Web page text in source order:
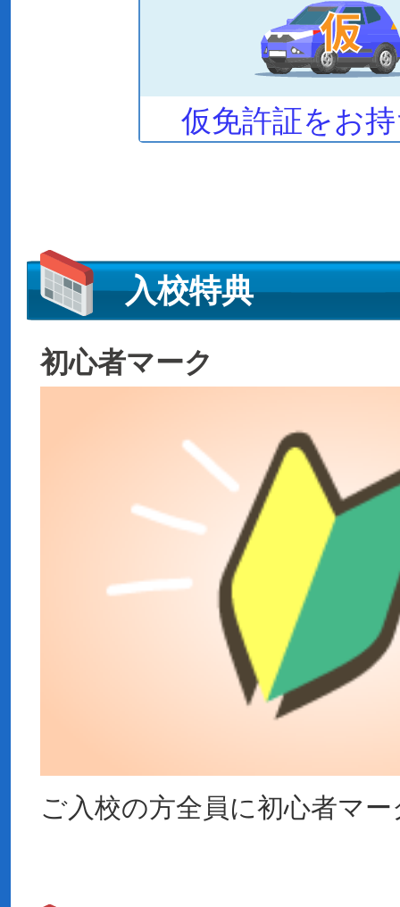
仮免許証をお
入校特典
初心者マーク
ご入校の方全員に初心者マ